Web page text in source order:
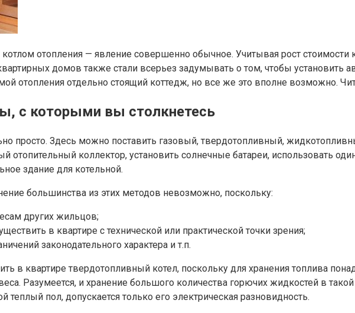
отопления — явление совершенно обычное. Учитывая рост стоимости
домов также стали всерьез задумывать о том, чтобы установить
отопления отдельно стоящий коттедж, но все же это вполне возможно.
с которыми вы столкнетесь
просто. Здесь можно поставить газовый, твердотопливный,
отопительный коллектор, установить солнечные батареи, использовать
здание для котельной.
большинства из этих методов невозможно, поскольку:
других жильцов;
в квартире с технической или практической точки зрения;
законодательного характера и т.п.
в квартире твердотопливный котел, поскольку для хранения топлива
Разумеется, и хранение большого количества горючих жидкостей в
теплый пол, допускается только его электрическая разновидность.